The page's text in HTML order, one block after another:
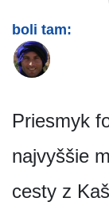
boli tam:
Priesmyk
najvyššie
cesty z